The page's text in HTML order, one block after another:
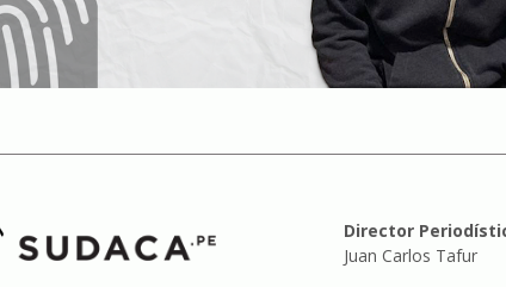
Director
Juan Carlos Tafur